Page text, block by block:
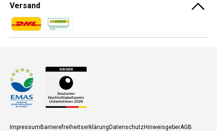
Versand
Zahlungsmethoden
Zahlungsmethoden
ImpressumBarrierefreiheitserklärungDatenschutzHinweisgeberAGB